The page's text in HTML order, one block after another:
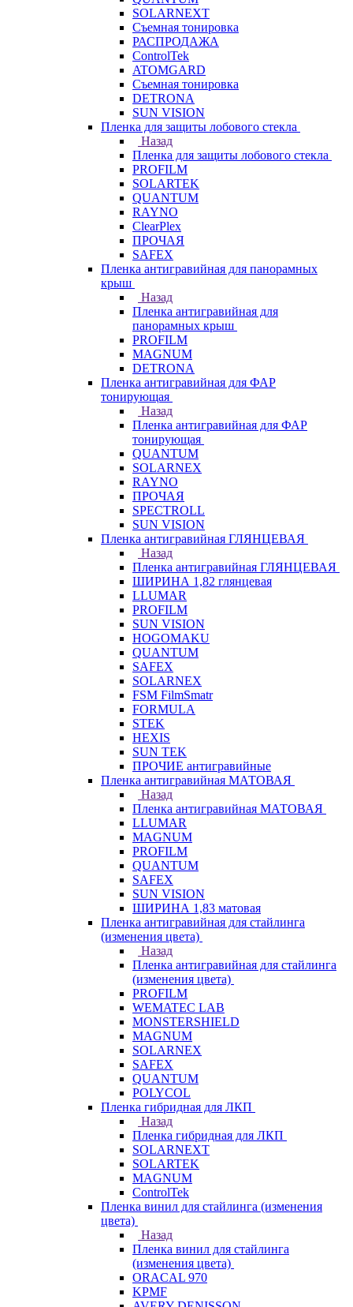
SOLARNEXT
Съемная тонировка
РАСПРОДАЖА
ControlTek
ATOMGARD
Съемная тонировка
DETRONA
SUN VISION
Пленка для защиты лобового стекла
Назад
Пленка для защиты лобового стекла
PROFILM
SOLARTEK
QUANTUM
RAYNO
ClearPlex
ПРОЧАЯ
SAFEX
Пленка антигравийная для панорамных
крыш
Назад
Пленка антигравийная для
панорамных крыш
PROFILM
MAGNUM
DETRONA
Пленка антигравийная для ФАР
тонирующая
Назад
Пленка антигравийная для ФАР
тонирующая
QUANTUM
SOLARNEX
RAYNO
ПРОЧАЯ
SPECTROLL
SUN VISION
Пленка антигравийная ГЛЯНЦЕВАЯ
Назад
Пленка антигравийная ГЛЯНЦЕВАЯ
ШИРИНА 1,82 глянцевая
LLUMAR
PROFILM
SUN VISION
HOGOMAKU
QUANTUM
SAFEX
SOLARNEX
FSM FilmSmatr
FORMULA
STEK
HEXIS
SUN TEK
ПРОЧИЕ антигравийные
Пленка антигравийная МАТОВАЯ
Назад
Пленка антигравийная МАТОВАЯ
LLUMAR
MAGNUM
PROFILM
QUANTUM
SAFEX
SUN VISION
ШИРИНА 1,83 матовая
Пленка антигравийная для стайлинга
(изменения цвета)
Назад
Пленка антигравийная для стайлинга
(изменения цвета)
PROFILM
WEMATEC LAB
MONSTERSHIELD
MAGNUM
SOLARNEX
SAFEX
QUANTUM
POLYCOL
Пленка гибридная для ЛКП
Назад
Пленка гибридная для ЛКП
SOLARNEXT
SOLARTEK
MAGNUM
ControlTek
Пленка винил для стайлинга (изменения
цвета)
Назад
Пленка винил для стайлинга
(изменения цвета)
ORACAL 970
KPMF